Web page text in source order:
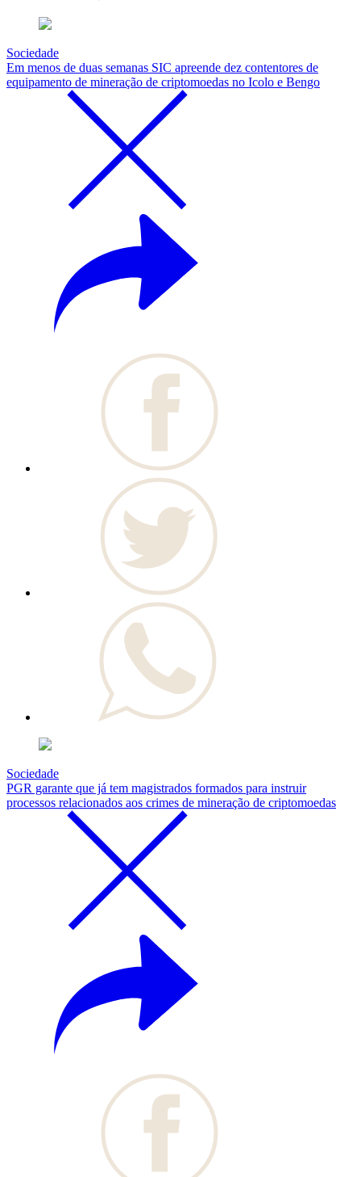
Sociedade
Em menos de duas semanas SIC apreende dez contentores de
equipamento de mineração de criptomoedas no Icolo e Bengo
Sociedade
PGR garante que já tem magistrados formados para instruir
processos relacionados aos crimes de mineração de criptomoedas